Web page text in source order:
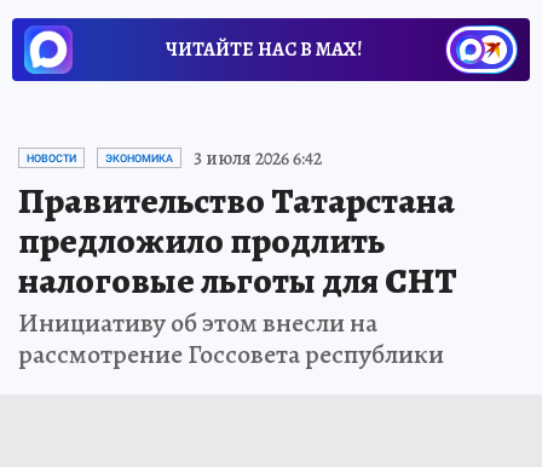
ЧИТАЙТЕ НАС В МАХ!
НОВОСТИ ЭКОНОМИКА 3 июля 2026 6:42
Правительство Татарстана
предложило продлить
налоговые льготы для СНТ
Инициативу об этом внесли на
рассмотрение Госсовета республики